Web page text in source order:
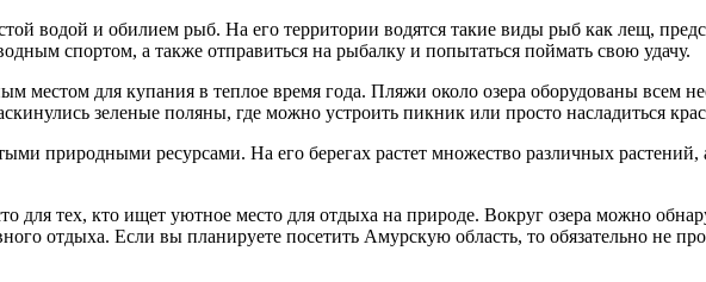
водой и обилием рыб. На его территории водятся такие виды рыб как лещ,
спортом, а также отправиться на рыбалку и попытаться поймать свою удачу.
местом для купания в теплое время года. Пляжи около озера оборудованы всем
зеленые поляны, где можно устроить пикник или просто насладиться
природными ресурсами. На его берегах растет множество различных
для тех, кто ищет уютное место для отдыха на природе. Вокруг озера можно
отдыха. Если вы планируете посетить Амурскую область, то обязательно не